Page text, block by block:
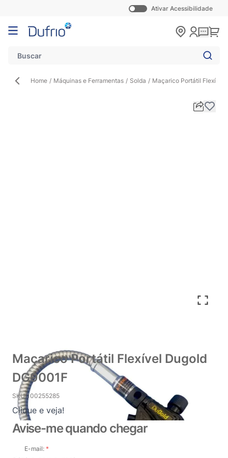
Ativar Acessibilidade
Pular para o conteúdo
Home / Máquinas e Ferramentas / Solda / Maçarico Portátil Flexível
Maçarico Portátil Flexível Dugold
DG9001F
SKU 100255285
Clique e veja!
Avise-me quando chegar
E-mail: